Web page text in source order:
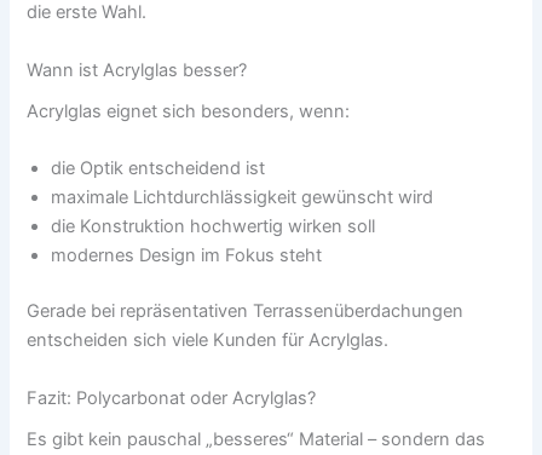
die erste Wahl.
Wann ist Acrylglas besser?
Acrylglas eignet sich besonders, wenn:
die Optik entscheidend ist
maximale Lichtdurchlässigkeit gewünscht wird
die Konstruktion hochwertig wirken soll
modernes Design im Fokus steht
Gerade bei repräsentativen Terrassenüberdachungen
entscheiden sich viele Kunden für Acrylglas.
Fazit: Polycarbonat oder Acrylglas?
Es gibt kein pauschal „besseres“ Material – sondern das